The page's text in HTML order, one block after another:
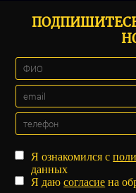
Я ознакомился с
данных
Я даюсогласие на